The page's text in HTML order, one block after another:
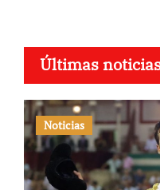
Últimas
Noticias